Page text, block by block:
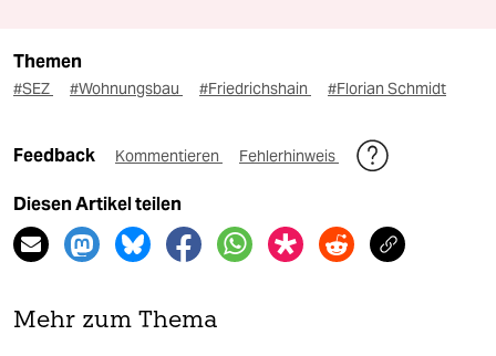
Themen
#SEZ #Wohnungsbau #Friedrichshain #Florian Schmidt
Feedback Kommentieren Fehlerhinweis
Diesen Artikel teilen
Mehr zum Thema